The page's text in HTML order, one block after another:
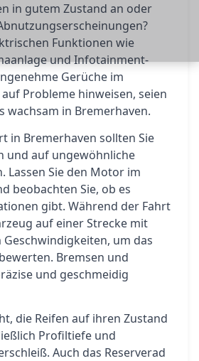
in gutem Zustand an oder
Funktionen wie
und Infotainment-
Gerüche im
Probleme hinweisen, seien
wachsam in Bremerhaven.
in Bremerhaven sollten Sie
und auf ungewöhnliche
Lassen Sie den Motor im
beobachten Sie, ob es
gibt. Während der Fahrt
auf einer Strecke mit
um das
Bremsen und
und geschmeidig
die Reifen auf ihren Zustand
Profiltiefe und
Auch das Reserverad